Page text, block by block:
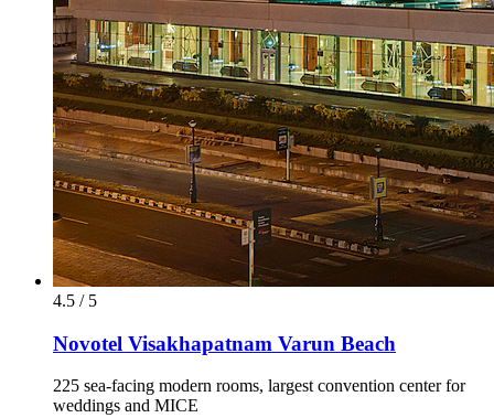
4.5 / 5
Novotel Visakhapatnam Varun Beach
225 sea-facing modern rooms, largest convention center for
weddings and MICE